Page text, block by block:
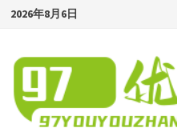
Skip
content
2026年8月6日